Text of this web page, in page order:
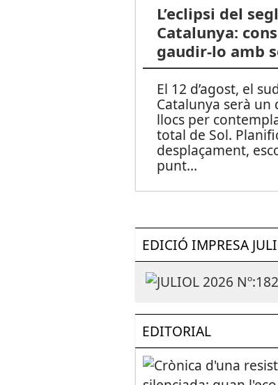
L’eclipsi del
Catalunya:
gaudir-lo amb
El 12 d’agost, el
Catalunya serà un
llocs per
total de Sol.
desplaçament,
punt...
EDICIÓ IMPRESA
EDITORIAL